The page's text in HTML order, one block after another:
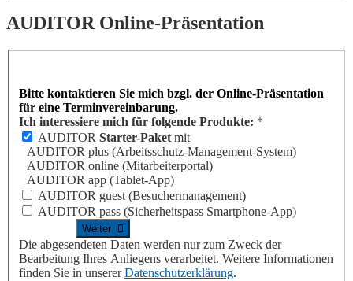
AUDITOR Online-Präsentation
Bitte kontaktieren Sie mich bzgl. der Online-Präsentation
für eine Terminvereinbarung.
Ich interessiere mich für folgende Produkte: *
AUDITOR Starter-Paket mit
AUDITOR plus (Arbeitsschutz-Management-System)
AUDITOR online (Mitarbeiterportal)
AUDITOR app (Tablet-App)
AUDITOR guest (Besuchermanagement)
AUDITOR pass (Sicherheitspass Smartphone-App)
Die abgesendeten Daten werden nur zum Zweck der
Bearbeitung Ihres Anliegens verarbeitet. Weitere Informationen
finden Sie in unsererDatenschutzerklärung.